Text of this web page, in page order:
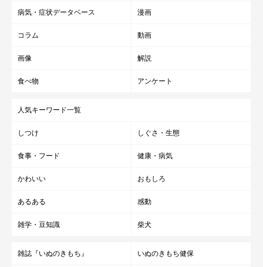
病気・症状データベース 漫画
コラム 動画
画像 解説
食べ物 アンケート
人気キーワード一覧
しつけ しぐさ・生態
食事・フード 健康・病気
かわいい おもしろ
あるある 感動
雑学・豆知識 柴犬
雑誌『いぬのきもち』 いぬのきもち健保